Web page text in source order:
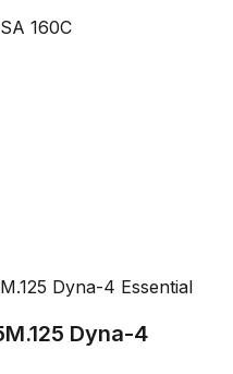
Dyna-4